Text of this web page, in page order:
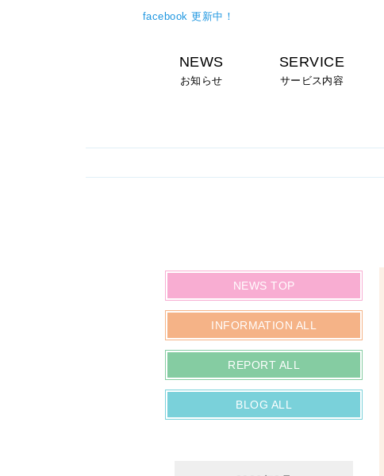
facebook 更新中！
NEWS
お知らせ
SERVICE
サービス内容
NEWS TOP
INFORMATION ALL
REPORT ALL
BLOG ALL